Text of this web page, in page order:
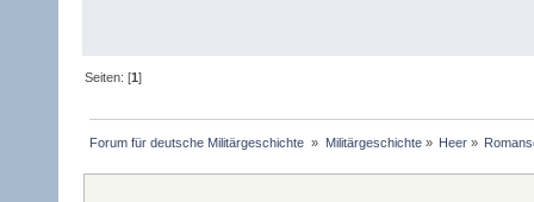
Seiten: [1]
Forum für deutsche Militärgeschichte » Militärgeschichte» Heer»